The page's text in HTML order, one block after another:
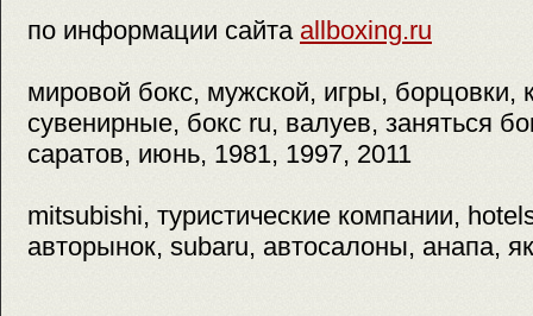
по информации сайта allboxing.ru
мировой бокс, мужской, игры, борцовки,
сувенирные, бокс ru, валуев, заняться
саратов, июнь, 1981, 1997, 2011
mitsubishi, туристические компании,
авторынок, subaru, автосалоны, анапа,